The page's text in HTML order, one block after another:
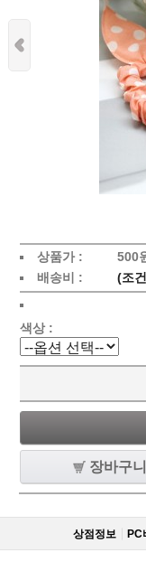
상품가 : 500
배송비 :
(조
색상 :
장바구니
상점정보 PC